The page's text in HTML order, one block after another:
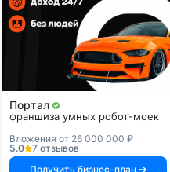
Портал
франшиза умных робот-моек
Вложения от 26 000 000 ₽
5.0
7 отзывов
Получить бизнес-план